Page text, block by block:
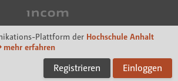
Plattform der Hochschule Anhalt
mehr erfahren
Registrieren Einloggen